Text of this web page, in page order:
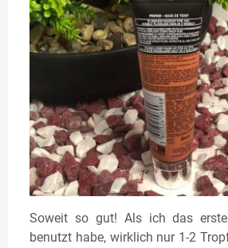
Soweit so gut! Als ich das
benutzt habe, wirklich nur 1-2